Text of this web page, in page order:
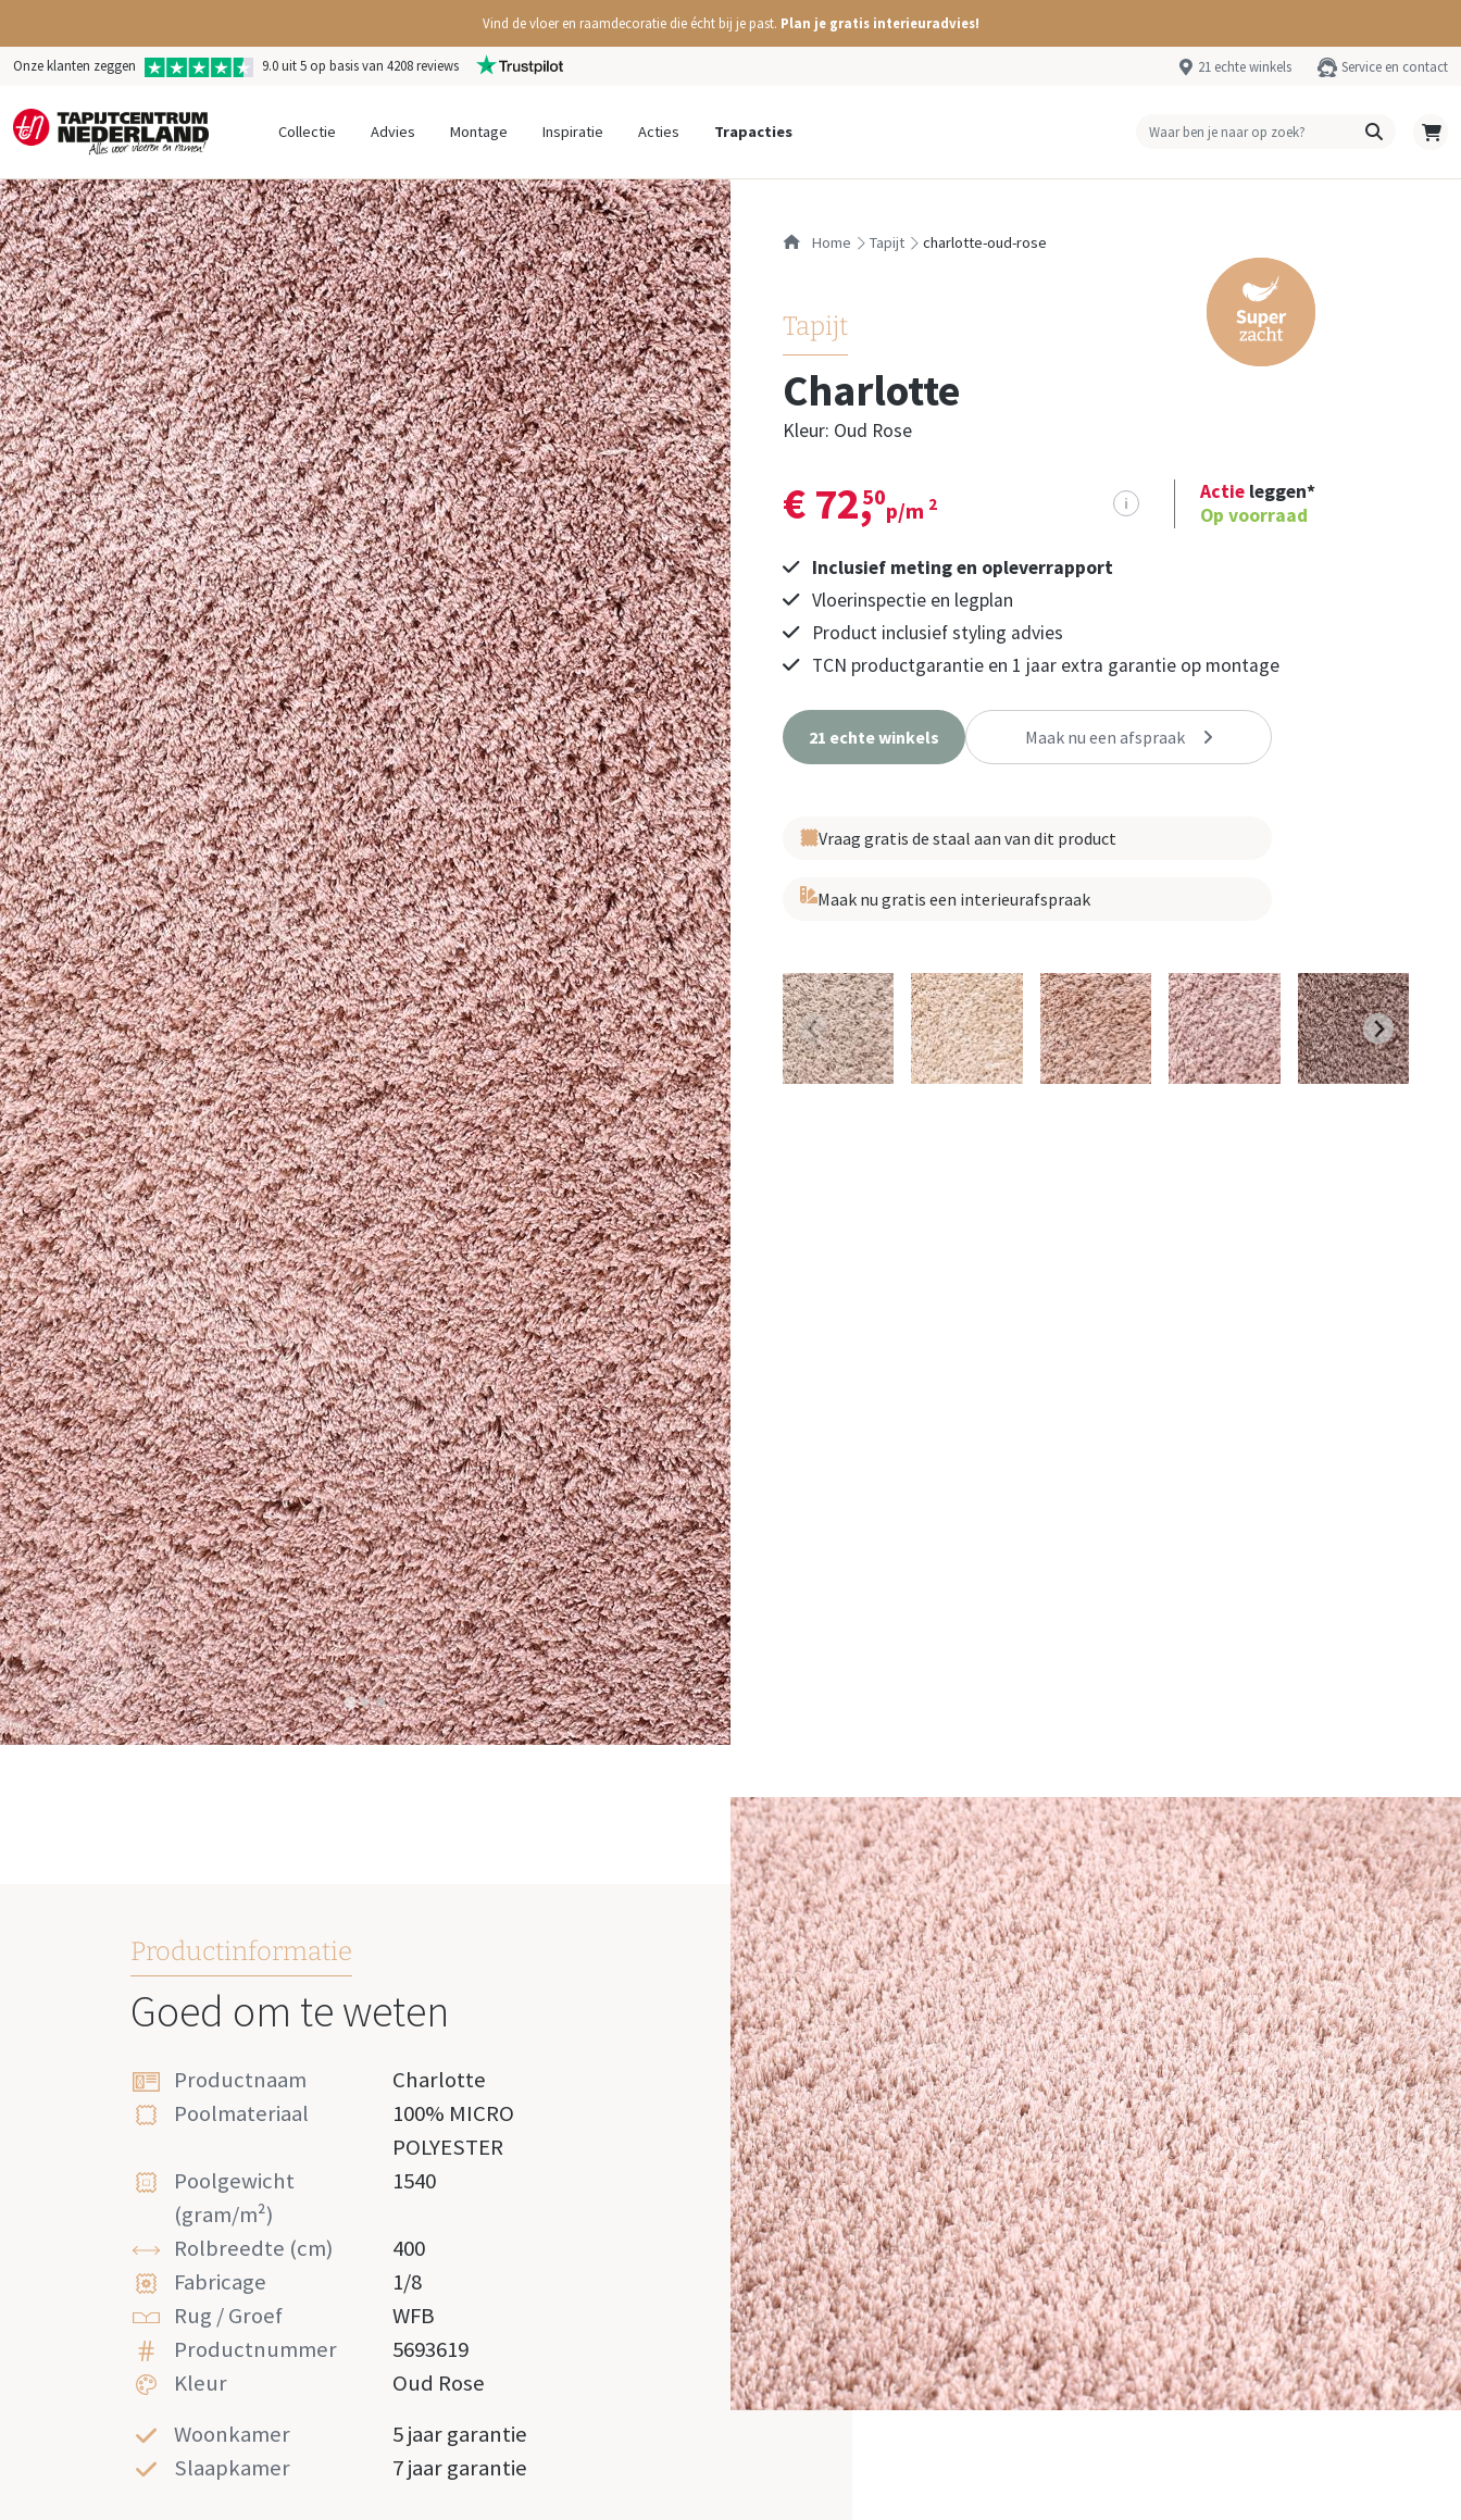
Vind de vloer en raamdecoratie die écht bij je past. Plan je gratis interieuradvies!
Onze klanten zeggen 9.0 uit 5 op basis van 4208 reviews 21 echte winkels Service en contact
Collectie Advies Montage Inspiratie Acties Trapacties
Home tapijt charlotte-oud-rose
Tapijt
Charlotte
Kleur: Oud Rose
€ 72,
50
p/m 2 i Actie leggen*
Op voorraad
Inclusief meting en opleverrapport
Vloerinspectie en legplan
Product inclusief styling advies
TCN productgarantie en 1 jaar extra garantie op montage
21 echte winkels Maak nu een afspraak
Vraag gratis de staal aan van dit product
Maak nu gratis een interieurafspraak
Productinformatie
Goed om te weten
Productnaam
Charlotte
Poolmateriaal
100% MICRO
POLYESTER
Poolgewicht
(gram/m²)
1540
Rolbreedte (cm)
400
Fabricage
1/8
Rug / Groef
WFB
Productnummer
5693619
Kleur
Oud Rose
Woonkamer
5 jaar garantie
Slaapkamer
7 jaar garantie